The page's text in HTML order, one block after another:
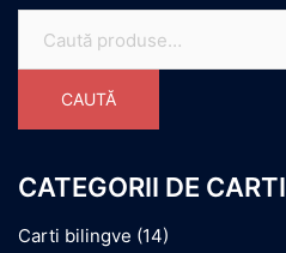
după:
CAUTĂ
CATEGORII DE CARTI
Carti bilingve (14)